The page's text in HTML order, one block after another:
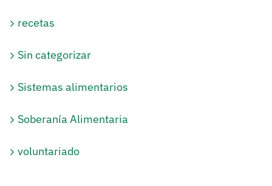
recetas
Sin categorizar
Sistemas alimentarios
Soberanía Alimentaria
voluntariado